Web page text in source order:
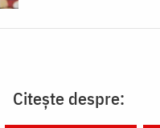
Citește despre: